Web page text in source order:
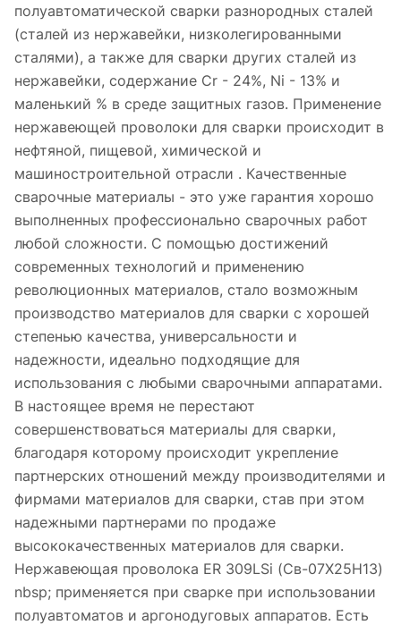
полуавтоматической сварки разнородных сталей
(сталей из нержавейки, низколегированными
сталями), а также для сварки других сталей из
нержавейки, содержание Cr - 24%, Ni - 13% и
маленький % в среде защитных газов. Применение
нержавеющей проволоки для сварки происходит в
нефтяной, пищевой, химической и
машиностроительной отрасли . Качественные
сварочные материалы - это уже гарантия хорошо
выполненных профессионально сварочных работ
любой сложности. С помощью достижений
современных технологий и применению
революционных материалов, стало возможным
производство материалов для сварки с хорошей
степенью качества, универсальности и
надежности, идеально подходящие для
использования с любыми сварочными аппаратами.
В настоящее время не перестают
совершенствоваться материалы для сварки,
благодаря которому происходит укрепление
партнерских отношений между производителями и
фирмами материалов для сварки, став при этом
надежными партнерами по продаже
высококачественных материалов для сварки.
Нержавеющая проволока ER 309LSi (Св-07Х25Н13)
nbsp; применяется при сварке при использовании
полуавтоматов и аргонодуговых аппаратов. Есть